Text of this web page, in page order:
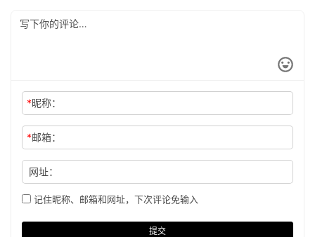
*昵称：
*邮箱：
网址：
记住昵称、邮箱和网址，下次评论免输入
提交